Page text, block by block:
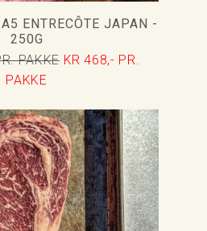
ENTRECÔTE JAPAN -
250G
PAKKE KR 468,- PR.
PAKKE